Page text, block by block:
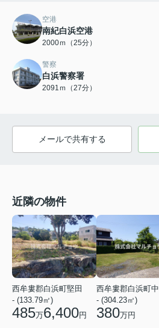
空港
南紀白浜空港
2000ｍ（25分）
警察
白浜警察署
2091ｍ（27分）
メールで共有する
近隣の物件
西牟婁郡白浜町堅田
- (133.79㎡)
485万6,400円
西牟婁郡白浜町中
- (304.23㎡)
380万円